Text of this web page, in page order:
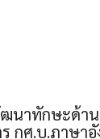
าทักษะด้าน
กศ.บ.ภาษา